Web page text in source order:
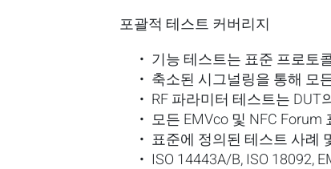
포괄적 테스트 커버리지
기능 테스트는 표준 프로토
축소된 시그널링을 통해 모
RF 파라미터 테스트는 DUT
모든 EMVco 및 NFC Forum
표준에 정의된 테스트 사례
ISO 14443A/B, ISO 18092,